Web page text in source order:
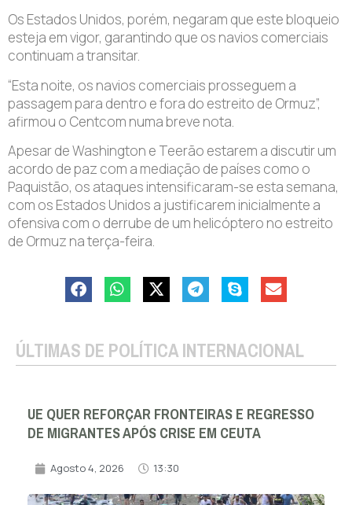
Os Estados Unidos, porém, negaram que este bloqueio
esteja em vigor, garantindo que os navios comerciais
continuam a transitar.
“Esta noite, os navios comerciais prosseguem a
passagem para dentro e fora do estreito de Ormuz”,
afirmou o Centcom numa breve nota.
Apesar de Washington e Teerão estarem a discutir um
acordo de paz com a mediação de países como o
Paquistão, os ataques intensificaram-se esta semana,
com os Estados Unidos a justificarem inicialmente a
ofensiva com o derrube de um helicóptero no estreito
de Ormuz na terça-feira.
ÚLTIMAS DE POLÍTICA INTERNACIONAL
UE QUER REFORÇAR FRONTEIRAS E REGRESSO
DE MIGRANTES APÓS CRISE EM CEUTA
Agosto 4, 2026 13:30